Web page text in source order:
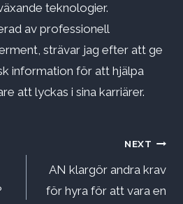
teknologier.
av professionell
strävar jag efter att ge
information för att hjälpa
att lyckas i sina karriärer.
NEXT
AN klargör andra krav
för hyra för att vara en